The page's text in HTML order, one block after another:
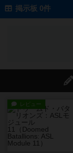
掲示板 0件
レビュー